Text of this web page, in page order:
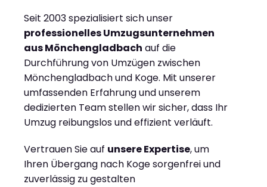
Seit 2003 spezialisiert sich unser
professionelles Umzugsunternehmen
aus Mönchengladbach auf die
Durchführung von Umzügen zwischen
Mönchengladbach und Koge. Mit unserer
umfassenden Erfahrung und unserem
dedizierten Team stellen wir sicher, dass Ihr
Umzug reibungslos und effizient verläuft.
Vertrauen Sie auf unsere Expertise, um
Ihren Übergang nach Koge sorgenfrei und
zuverlässig zu gestalten